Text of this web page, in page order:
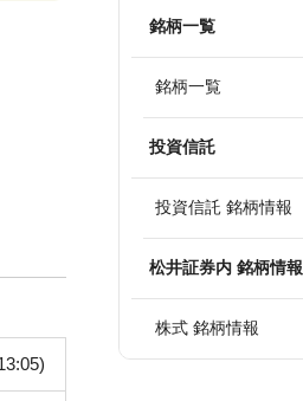
銘柄一覧
銘柄一覧
投資信託
投資信託 銘柄情報
松井証券内 銘柄情報
株式 銘柄情報